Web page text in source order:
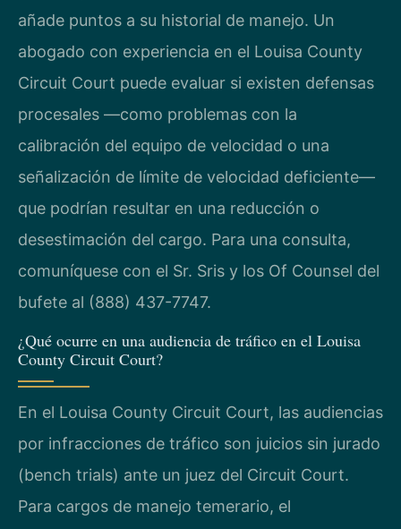
añade puntos a su historial de manejo. Un
abogado con experiencia en el Louisa County
Circuit Court puede evaluar si existen defensas
procesales —como problemas con la
calibración del equipo de velocidad o una
señalización de límite de velocidad deficiente—
que podrían resultar en una reducción o
desestimación del cargo. Para una consulta,
comuníquese con el Sr. Sris y los Of Counsel del
bufete al (888) 437-7747.
¿Qué ocurre en una audiencia de tráfico en el Louisa
County Circuit Court?
En el Louisa County Circuit Court, las audiencias
por infracciones de tráfico son juicios sin jurado
(bench trials) ante un juez del Circuit Court.
Para cargos de manejo temerario, el